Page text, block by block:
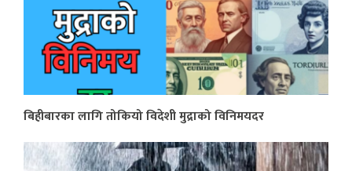
बिहीबारका लागि तोकियो विदेशी मुद्राको विनिमयदर